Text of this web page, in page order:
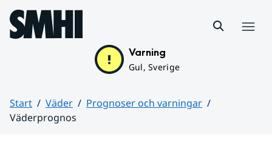
Hoppa till sidans innehåll
Varning
Gul, Sverige
Start Väder
Prognoser och varningar
Väderprognos